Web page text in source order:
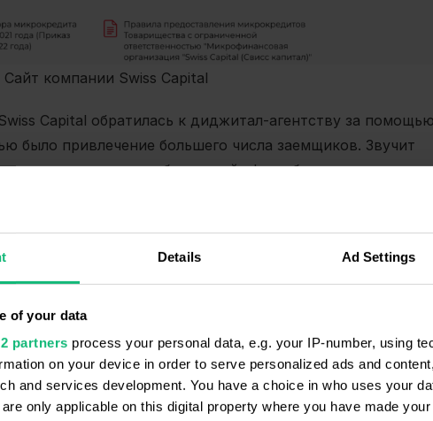
Details Ad Settings
of your data
partners process your personal data, e.g. your IP-number, using
on your device in order to serve personalized ads and
and services development. You have a choice in who uses your
only applicable on this digital property where you have made
Сайт компании Swiss Capital
Capital обратилась к диджитал-агентству за помощью
было привлечение большего числа заемщиков. Звучит
возникли из-за особенностей сферы бизнеса.
позициях выдачи и получать клики пользователей,
усилия.
и добавлять нужные ключевые слова в
клиенты знают финансовую терминологию, а многие
услуги. Например, люди, которым на самом деле нужен
долгов, гуглят совершенно другие услуги.
требуют отдельных стратегий продвижений.
трафик. То есть, делать для каждого пользователя